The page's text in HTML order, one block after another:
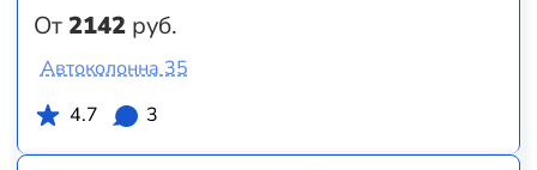
От2142 руб.
Автоколонна 35
4.7
3